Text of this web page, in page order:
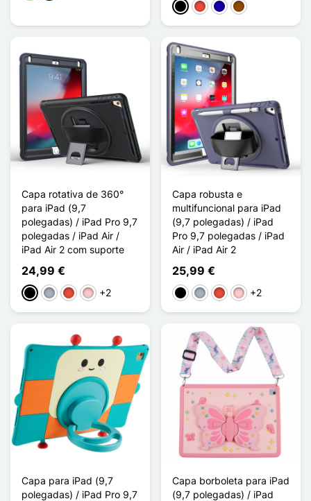
PretoVermelhoAzul Escuro
Castanho
Capa rotativa de 360°
para iPad (9,7
polegadas) / iPad Pro 9,7
polegadas / iPad Air /
iPad Air 2 com suporte
24,99 €
PretoCinzentoVermelho
Rosa+2
Capa robusta e
multifuncional para iPad
(9,7 polegadas) / iPad
Pro 9,7 polegadas / iPad
Air / iPad Air 2
25,99 €
PretoCinzentoVermelho
Rosa+2
Capa para iPad (9,7
polegadas) / iPad Pro 9,7
Capa borboleta para iPad
(9,7 polegadas) / iPad